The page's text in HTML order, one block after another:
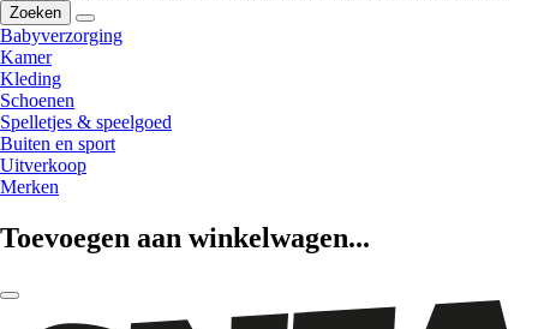
Zoeken
Babyverzorging
Kamer
Kleding
Schoenen
Spelletjes & speelgoed
Buiten en sport
Uitverkoop
Merken
Toevoegen aan winkelwagen...